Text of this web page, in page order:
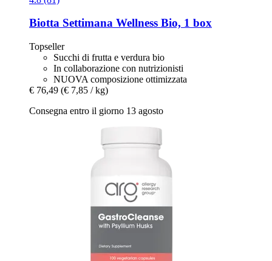
Biotta Settimana Wellness Bio, 1 box
Topseller
Succhi di frutta e verdura bio
In collaborazione con nutrizionisti
NUOVA composizione ottimizzata
€ 76,49 (€ 7,85 / kg)
Consegna entro il giorno 13 agosto